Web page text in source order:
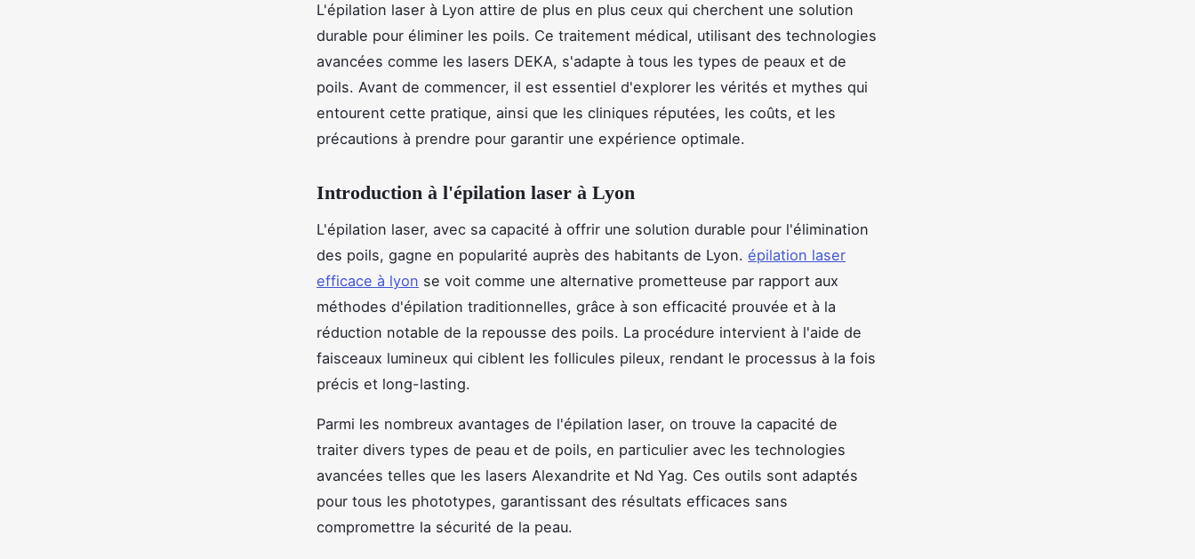
L'épilation laser à Lyon attire de plus en plus ceux qui cherchent une solution
durable pour éliminer les poils. Ce traitement médical, utilisant des technologies
avancées comme les lasers DEKA, s'adapte à tous les types de peaux et de
poils. Avant de commencer, il est essentiel d'explorer les vérités et mythes qui
entourent cette pratique, ainsi que les cliniques réputées, les coûts, et les
précautions à prendre pour garantir une expérience optimale.
Introduction à l'épilation laser à Lyon
L'épilation laser, avec sa capacité à offrir une solution durable pour l'élimination
des poils, gagne en popularité auprès des habitants de Lyon. épilation laser
efficace à lyon se voit comme une alternative prometteuse par rapport aux
méthodes d'épilation traditionnelles, grâce à son efficacité prouvée et à la
réduction notable de la repousse des poils. La procédure intervient à l'aide de
faisceaux lumineux qui ciblent les follicules pileux, rendant le processus à la fois
précis et long-lasting.
Parmi les nombreux avantages de l'épilation laser, on trouve la capacité de
traiter divers types de peau et de poils, en particulier avec les technologies
avancées telles que les lasers Alexandrite et Nd Yag. Ces outils sont adaptés
pour tous les phototypes, garantissant des résultats efficaces sans
compromettre la sécurité de la peau.